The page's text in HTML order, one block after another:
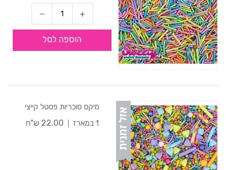
הוספה לסל
מיקס סוכריות פסטל קייצי
1 במארז
22.00 ש"ח